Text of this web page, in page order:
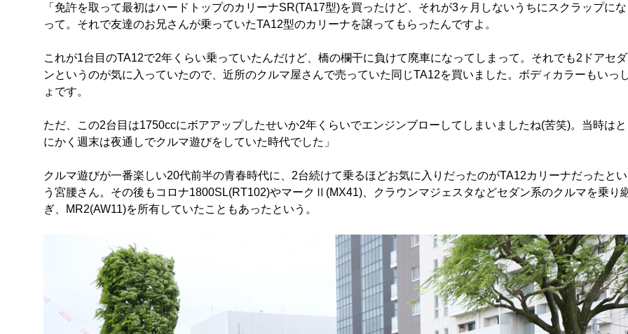
「免許を取って最初はハードトップのカリーナSR(TA17型)を買ったけど、それが3ヶ月しないうちにスクラップにな
って。それで友達のお兄さんが乗っていたTA12型のカリーナを譲ってもらったんですよ。
これが1台目のTA12で2年くらい乗っていたんだけど、橋の欄干に負けて廃車になってしまって。それでも2ドアセダ
ンというのが気に入っていたので、近所のクルマ屋さんで売っていた同じTA12を買いました。ボディカラーもいっ
ょです。
ただ、この2台目は1750ccにボアアップしたせいか2年くらいでエンジンブローしてしまいましたね(苦笑)。当時はと
にかく週末は夜通しでクルマ遊びをしていた時代でした」
クルマ遊びが一番楽しい20代前半の青春時代に、2台続けて乗るほどお気に入りだったのがTA12カリーナだったとい
う宮腰さん。その後もコロナ1800SL(RT102)やマークⅡ(MX41)、クラウンマジェスタなどセダン系のクルマを乗り
ぎ、MR2(AW11)を所有していたこともあったという。